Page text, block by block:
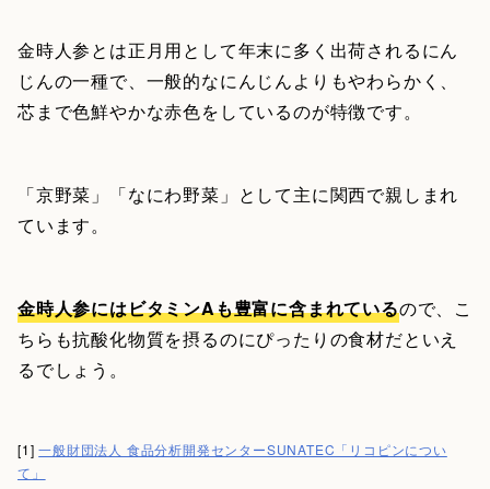
金時人参とは正月用として年末に多く出荷されるにん
じんの一種で、一般的なにんじんよりもやわらかく、
芯まで色鮮やかな赤色をしているのが特徴です。
「京野菜」「なにわ野菜」として主に関西で親しまれ
ています。
金時人参にはビタミンAも豊富に含まれているので、こ
ちらも抗酸化物質を摂るのにぴったりの食材だといえ
るでしょう。
[1]一般財団法人 食品分析開発センターSUNATEC「リコピンについ
て」